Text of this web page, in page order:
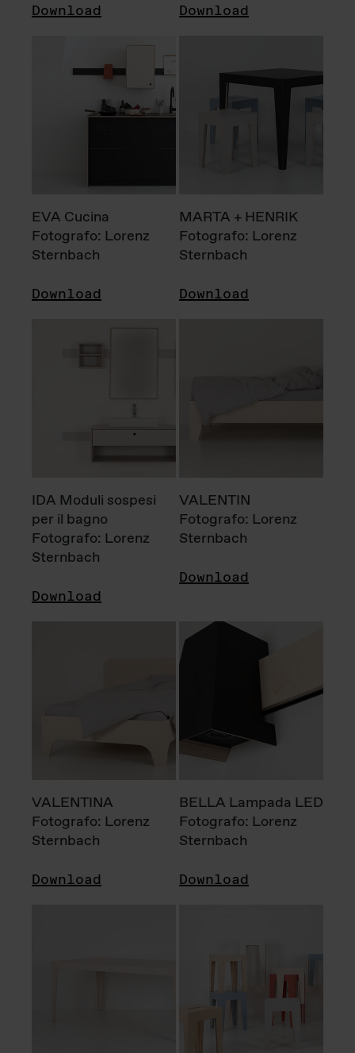
Download Download
EVA Cucina
Fotografo: Lorenz
Sternbach
Download
MARTA + HENRIK
Fotografo: Lorenz
Sternbach
Download
IDA Moduli sospesi
per il bagno
Fotografo: Lorenz
Sternbach
Download
VALENTIN
Fotografo: Lorenz
Sternbach
Download
VALENTINA
Fotografo: Lorenz
Sternbach
Download
BELLA Lampada LED
Fotografo: Lorenz
Sternbach
Download